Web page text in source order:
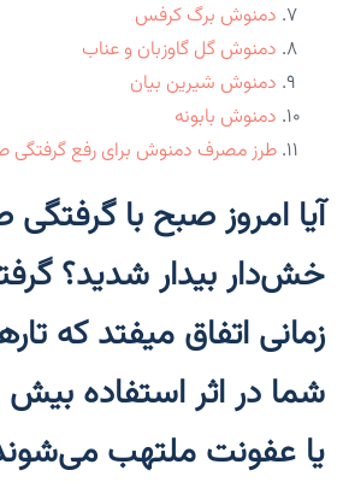
دمنوش برگ کرفس
دمنوش گل گاوزبان و عناب
دمنوش شیرین بیان
دمنوش بابونه
طرز مصرف دمنوش برای رفع گرفتگی
آیا امروز صبح با
خش‌دار بیدار شدید؟
زمانی اتفاق میفتد که
شما در اثر استفاده
یا عفونت ملتهب